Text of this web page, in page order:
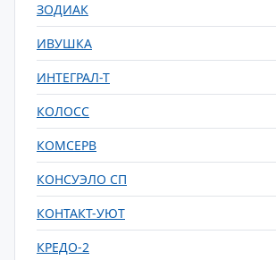
ЗОДИАК
ИВУШКА
ИНТЕГРАЛ-Т
КОЛОСС
КОМСЕРВ
КОНСУЭЛО СП
КОНТАКТ-УЮТ
КРЕДО-2